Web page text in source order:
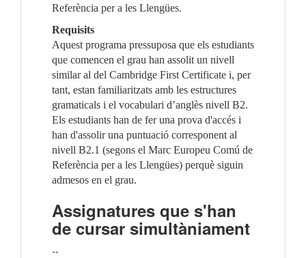
Referència per a les Llengües.
Requisits
Aquest programa pressuposa que els estudiants
que comencen el grau han assolit un nivell
similar al del Cambridge First Certificate i, per
tant, estan familiaritzats amb les estructures
gramaticals i el vocabulari d’anglès nivell B2.
Els estudiants han de fer una prova d'accés i
han d'assolir una puntuació corresponent al
nivell B2.1 (segons el Marc Europeu Comú de
Referència per a les Llengües) perquè siguin
admesos en el grau.
Assignatures que s'han
de cursar simultàniament
--